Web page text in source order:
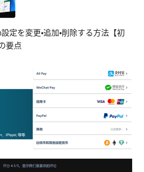
定を変更・追加・削除する方法【初
要点